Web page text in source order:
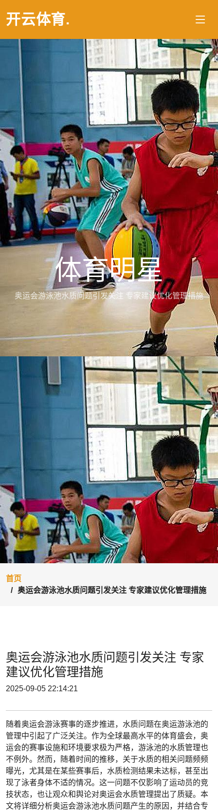
开云体育.
体育明星
奥运会游泳池水质问题引发关注 专家建议优化管理措施
首页
奥运会游泳池水质问题引发关注 专家建议优化管理措施
奥运会游泳池水质问题引发关注 专家
建议优化管理措施
2025-09-05 22:14:21
随着奥运会游泳赛事的逐步推进，水质问题在奥运游泳池的
管理中引起了广泛关注。作为全球最高水平的体育盛会，奥
运会的赛事设施和环境要求极为严格，游泳池的水质管理也
不例外。然而，随着时间的推移，关于水质的相关问题频频
曝光，尤其是在某些赛事后，水质检测结果未达标，甚至出
现了泳者身体不适的情况。这一问题不仅影响了运动员的竞
技状态，也让观众和舆论对奥运会水质管理提出了质疑。本
文将详细分析奥运会游泳池水质问题产生的原因，并结合专